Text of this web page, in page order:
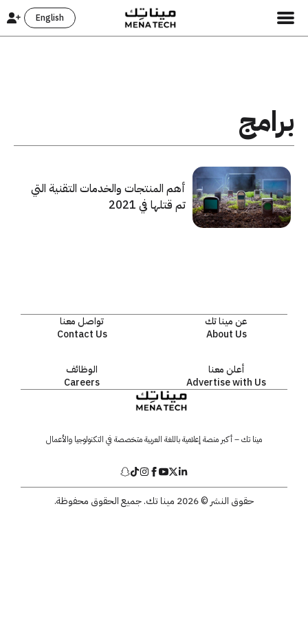
English
برامج
أهم المنتجات والخدمات التقنية التي
تم قتلها في 2021
عن مينا تك
About Us
تواصل معنا
Contact Us
أعلن معنا
Advertise with Us
الوظائف
Careers
مينا تك – أكبر منصة إعلامية باللغة العربية متخصصة في التكنولوجيا والأعمال
حقوق النشر © 2026 مينا تك. جميع الحقوق محفوظة.